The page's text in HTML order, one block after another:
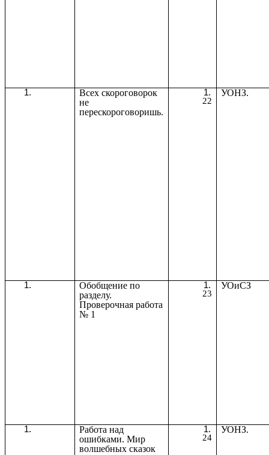
Всех скороговорок
не
перескороговоришь.
22
УОНЗ.
Обобщение по
разделу.
Проверочная работа
№ 1
23
УОиСЗ
Работа над
ошибками. Мир
волшебных сказок
24
УОНЗ.